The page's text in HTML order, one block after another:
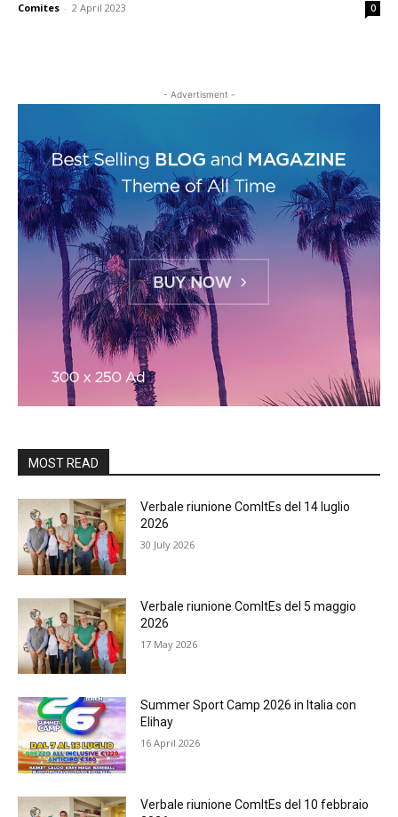
Comites - 2 April 2023 0
- Advertisment -
MOST READ
Verbale riunione ComItEs del 14 luglio
2026
30 July 2026
Verbale riunione ComItEs del 5 maggio
2026
17 May 2026
Summer Sport Camp 2026 in Italia con
Elihay
16 April 2026
Verbale riunione ComItEs del 10 febbraio